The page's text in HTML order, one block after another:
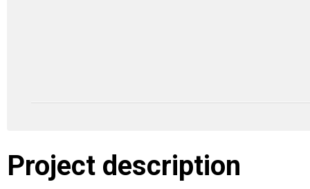
Project description